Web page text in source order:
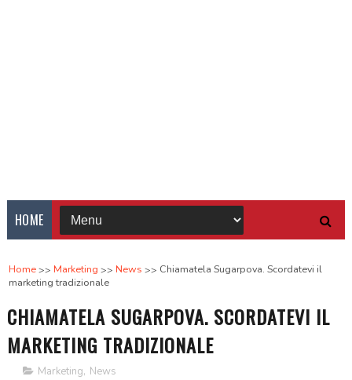
HOME
Home Marketing News
Chiamatela Sugarpova. Scordatevi il
marketing tradizionale
CHIAMATELA SUGARPOVA. SCORDATEVI IL
MARKETING TRADIZIONALE
Marketing, News